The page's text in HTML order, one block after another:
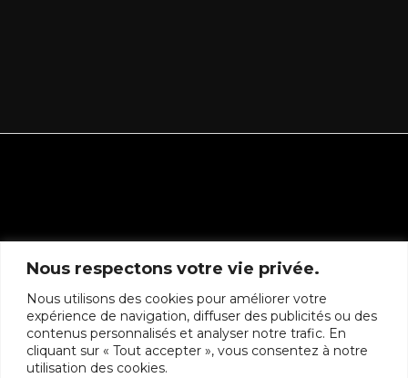
Nous respectons votre vie privée.
Nous utilisons des cookies pour améliorer votre
expérience de navigation, diffuser des publicités ou des
contenus personnalisés et analyser notre trafic. En
cliquant sur « Tout accepter », vous consentez à notre
utilisation des cookies.
FOLLOW FLEUR ANTIQUE